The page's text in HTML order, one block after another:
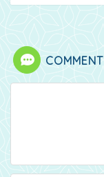
COMMENT